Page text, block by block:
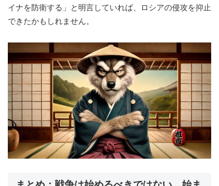
イナを防衛する」と明言していれば、ロシアの侵攻を抑止
できたかもしれません。